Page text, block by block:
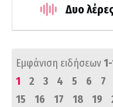
Δυο
Εμφάνιση ειδήσεων
1
2 3 4 5 6 7
15
16 17 18 19